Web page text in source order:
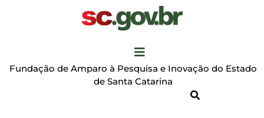
Fundação de Amparo à Pesquisa e Inovação do Estado
de Santa Catarina